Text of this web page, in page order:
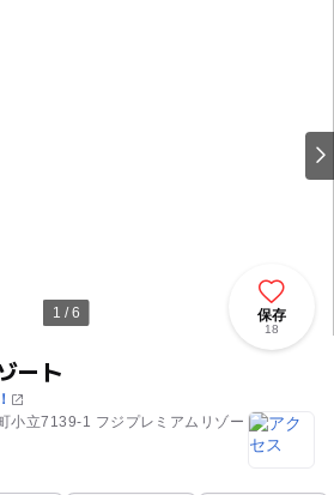
1 / 6
ート
小立7139-1 フジプレミアムリゾー
保存
18